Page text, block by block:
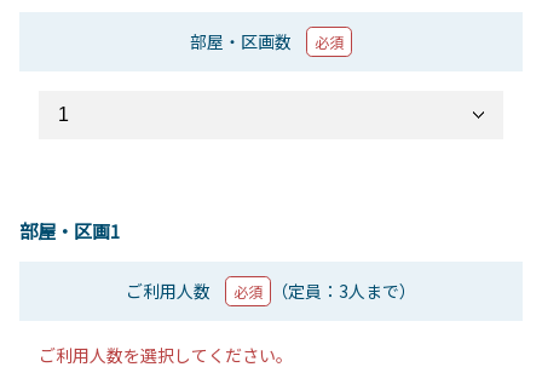
部屋・区画数 必須
部屋・区画1
ご利用人数 必須 （定員：3人まで）
ご利用人数を選択してください。